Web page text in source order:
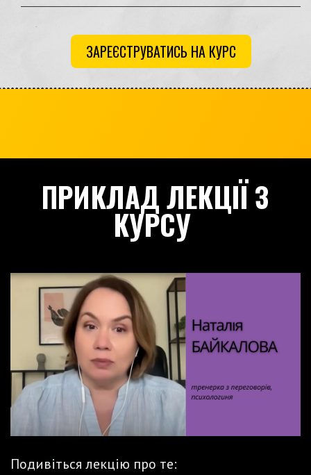
ЗАРЕЄСТРУВАТИСЬ НА КУРС
ПРИКЛАД ЛЕКЦІЇ З
КУРСУ
Подивіться лекцію про те: